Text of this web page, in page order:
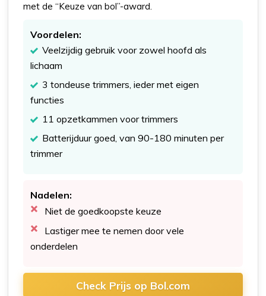
met de “Keuze van bol”-award.
Voordelen:
Veelzijdig gebruik voor zowel hoofd als
lichaam
3 tondeuse trimmers, ieder met eigen
functies
11 opzetkammen voor trimmers
Batterijduur goed, van 90-180 minuten per
trimmer
Nadelen:
Niet de goedkoopste keuze
Lastiger mee te nemen door vele
onderdelen
Check Prijs op Bol.com